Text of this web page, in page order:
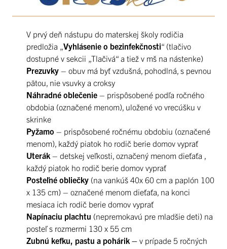
V prvý deň nástupu do materskej školy rodičia
predložia „ Vyhlásenie o bezinfekčnosti“ (tlačivo
dostupné v sekcii „Tlačivá“ a tiež v mš na nástenke)
Prezuvky – obuv má byť vzdušná, pohodlná, s pevnou
pätou, nie vsuvky a croksy
Náhradné oblečenie – prispôsobené podľa ročného
obdobia (označené menom), uložené vo vrecúšku v
skrinke
Pyžamo – prispôsobené ročnému obdobiu (označené
menom), každý piatok ho rodič berie domov vyprať
Uterák – detskej veľkosti, označený menom dieťaťa ,
každý piatok ho rodič berie domov vyprať
Posteľné obliečky (na vankúš 40x 60 cm a paplón 100
x 135 cm) – označené menom dieťaťa, na konci
mesiaca ich rodič berie domov vyprať
Napínaciu plachtu (nepremokavú pre mladšie deti) na
posteľ s rozmermi 130 x 55 cm
Zubnú kefku, pastu a pohárik – v prípade 5 ročných